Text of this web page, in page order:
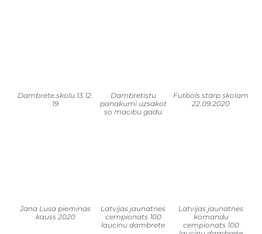
Dambrete.skolu.13.12.
19
Dambretistu
panakumi uzsakot
so macibu gadu
Futbols starp skolam
22.09.2020
Jana Lusa pieminas
kauss 2020
Latvijas jaunatnes
cempionats 100
laucinu dambrete
Latvijas jaunatnes
komandu
cempionats 100